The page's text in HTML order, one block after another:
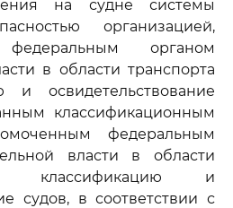
на судне системы
организацией,
федеральным органом
в области транспорта
и освидетельствование
классификационным
федеральным
власти в области
классификацию и
судов, в соответствии с